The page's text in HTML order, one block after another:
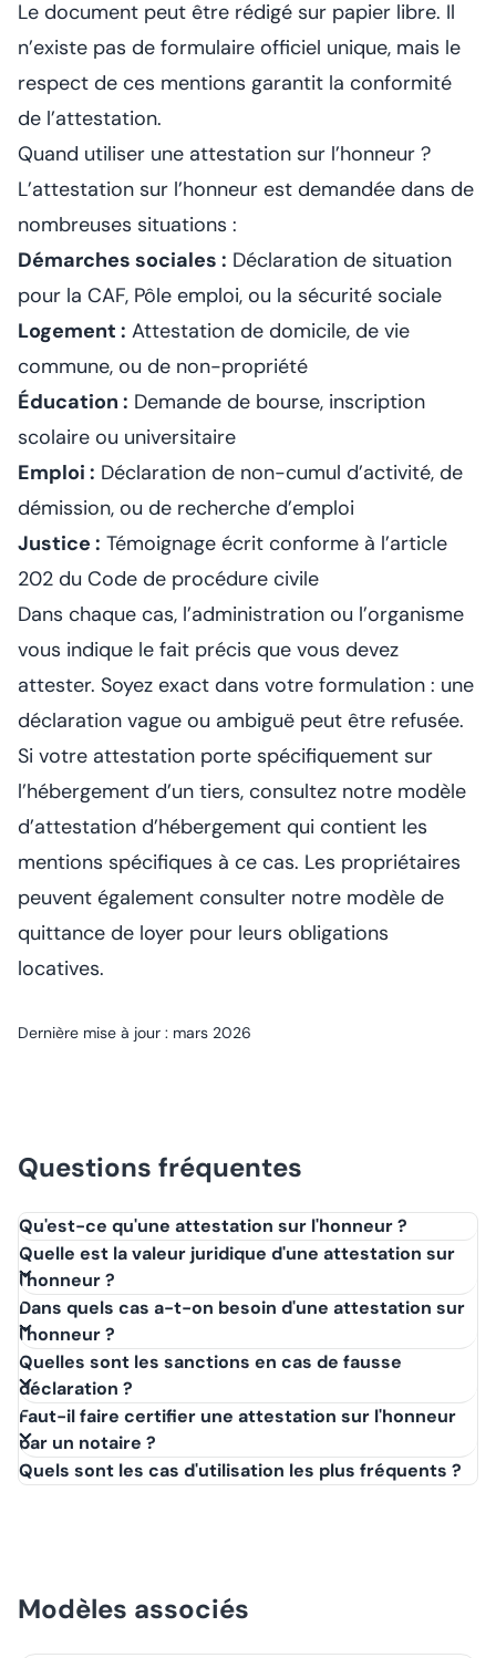
Le document peut être rédigé sur papier libre. Il
n’existe pas de formulaire officiel unique, mais le
respect de ces mentions garantit la conformité
de l’attestation.
Quand utiliser une attestation sur l’honneur ?
L’attestation sur l’honneur est demandée dans de
nombreuses situations :
Démarches sociales : Déclaration de situation
pour la CAF, Pôle emploi, ou la sécurité sociale
Logement : Attestation de domicile, de vie
commune, ou de non-propriété
Éducation : Demande de bourse, inscription
scolaire ou universitaire
Emploi : Déclaration de non-cumul d’activité, de
démission, ou de recherche d’emploi
Justice : Témoignage écrit conforme à l’article
202 du Code de procédure civile
Dans chaque cas, l’administration ou l’organisme
vous indique le fait précis que vous devez
attester. Soyez exact dans votre formulation : une
déclaration vague ou ambiguë peut être refusée.
Si votre attestation porte spécifiquement sur
l’hébergement d’un tiers, consultez notre modèle
d’attestation d’hébergement qui contient les
mentions spécifiques à ce cas. Les propriétaires
peuvent également consulter notre modèle de
quittance de loyer pour leurs obligations
locatives.
Dernière mise à jour : mars 2026
Questions fréquentes
Qu'est-ce qu'une attestation sur l'honneur ?
Une attestation sur l'honneur est une déclaration écrite par
laquelle une personne affirme la véracité d'un fait ou d'une
situation. Elle engage la responsabilité de son auteur et a
une valeur juridique reconnue en droit français.
Quelle est la valeur juridique d'une attestation sur
l'honneur ?
Dans quels cas a-t-on besoin d'une attestation sur
l'honneur ?
Quelles sont les sanctions en cas de fausse
déclaration ?
Faut-il faire certifier une attestation sur l'honneur
par un notaire ?
Quels sont les cas d'utilisation les plus fréquents ?
Modèles associés